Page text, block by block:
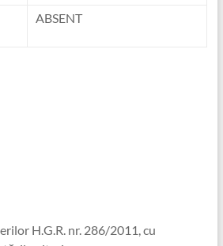
ABSENT
H.G.R. nr. 286/2011, cu